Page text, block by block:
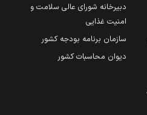
دبیرخانه شورای عالی سلامت و
امنیت غذایی
سازمان برنامه بودجه کشور
دیوان محاسبات کشور